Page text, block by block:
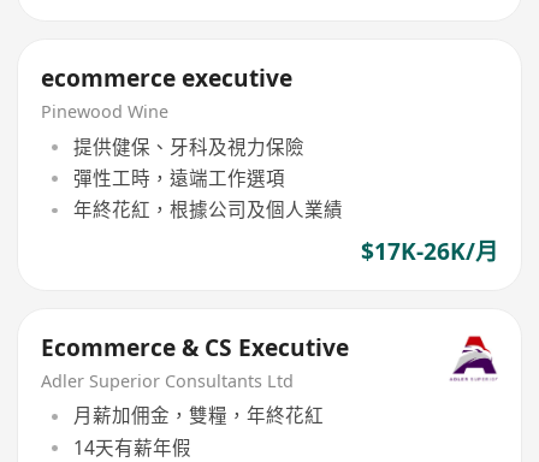
ecommerce executive
Pinewood Wine
提供健保、牙科及視力保險
彈性工時，遠端工作選項
年終花紅，根據公司及個人業績
$17K-26K/月
Ecommerce & CS Executive
Adler Superior Consultants Ltd
月薪加佣金，雙糧，年終花紅
14天有薪年假